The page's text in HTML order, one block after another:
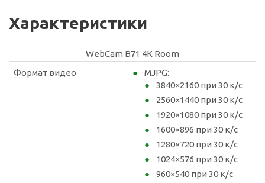
Характеристики
WebCam B71 4K Room
Формат видео
MJPG:
3840×2160 при 30 к/с
2560×1440 при 30 к/с
1920×1080 при 30 к/с
1600×896 при 30 к/с
1280×720 при 30 к/с
1024×576 при 30 к/с
960×540 при 30 к/с